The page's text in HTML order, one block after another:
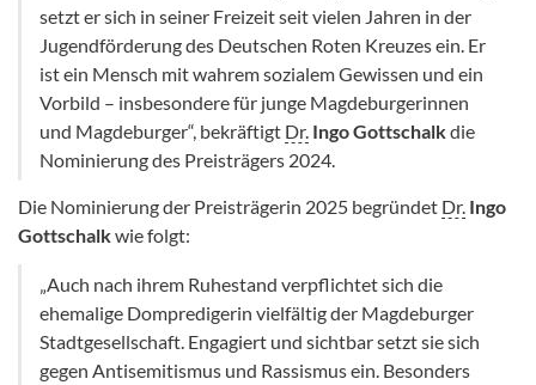
setzt er sich in seiner Freizeit seit vielen Jahren in der
Jugendförderung des Deutschen Roten Kreuzes ein. Er
ist ein Mensch mit wahrem sozialem Gewissen und ein
Vorbild – insbesondere für junge Magdeburgerinnen
und Magdeburger“, bekräftigt Dr. Ingo Gottschalkdie
Nominierung des Preisträgers 2024.
Die Nominierung der Preisträgerin 2025 begründet Dr. Ingo
Gottschalkwie folgt:
„Auch nach ihrem Ruhestand verpflichtet sich die
ehemalige Dompredigerin vielfältig der Magdeburger
Stadtgesellschaft. Engagiert und sichtbar setzt sie sich
gegen Antisemitismus und Rassismus ein. Besonders